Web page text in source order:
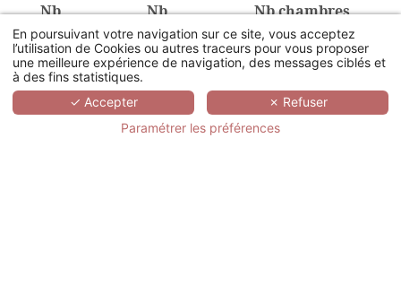
Nb
chambres
simple
Nb
chambres
double
Nb chambres
twin
En poursuivant votre navigation sur ce site, vous acceptez
l’utilisation de Cookies ou autres traceurs pour vous proposer
une meilleure expérience de navigation, des messages ciblés et
à des fins statistiques.
✓ Accepter
✗ Refuser
Paramétrer les préférences